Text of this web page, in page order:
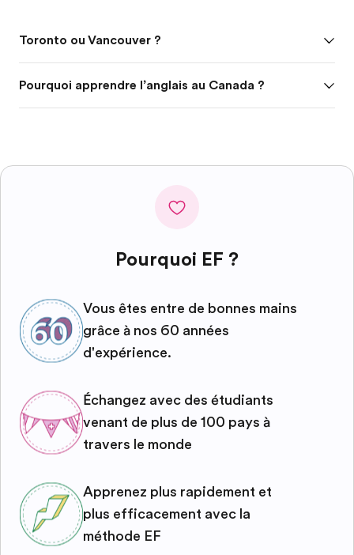
Toronto ou Vancouver ?
Pourquoi apprendre l’anglais au Canada ?
Pourquoi EF ?
Vous êtes entre de bonnes mains
grâce à nos 60 années
d'expérience.
Échangez avec des étudiants
venant de plus de 100 pays à
travers le monde
Apprenez plus rapidement et
plus efficacement avec la
méthode EF